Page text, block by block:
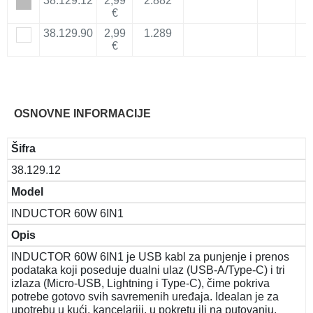
€
38.129.90
2,99
€
1.289
OSNOVNE INFORMACIJE
Šifra
38.129.12
Model
INDUCTOR 60W 6IN1
Opis
INDUCTOR 60W 6IN1 je USB kabl za punjenje i prenos
podataka koji poseduje dualni ulaz (USB-A/Type-C) i tri
izlaza (Micro-USB, Lightning i Type-C), čime pokriva
potrebe gotovo svih savremenih uređaja. Idealan je za
upotrebu u kući, kancelariji, u pokretu ili na putovanju.